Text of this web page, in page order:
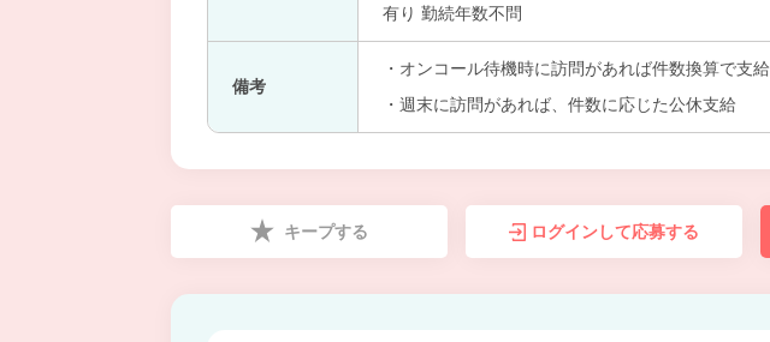
有り 勤続年数不問
備考
・オンコール待機時に訪問があれば件数換算で支給
・週末に訪問があれば、件数に応じた公休支給
キープする ログインして応募する